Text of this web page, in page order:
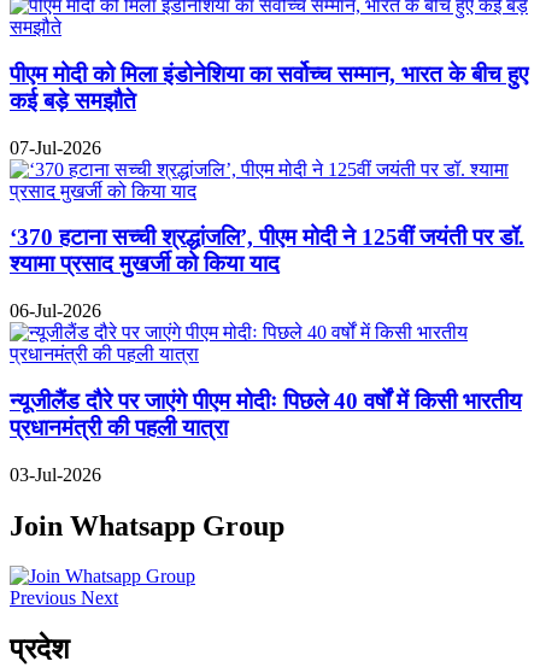
पीएम मोदी को मिला इंडोनेशिया का सर्वोच्च सम्मान, भारत के बीच हुए
कई बड़े समझौते
07-Jul-2026
‘370 हटाना सच्ची श्रद्धांजलि’, पीएम मोदी ने 125वीं जयंती पर डॉ.
श्यामा प्रसाद मुखर्जी को किया याद
06-Jul-2026
न्यूजीलैंड दौरे पर जाएंगे पीएम मोदीः पिछले 40 वर्षों में किसी भारतीय
प्रधानमंत्री की पहली यात्रा
03-Jul-2026
Join Whatsapp Group
Previous Next
प्रदेश